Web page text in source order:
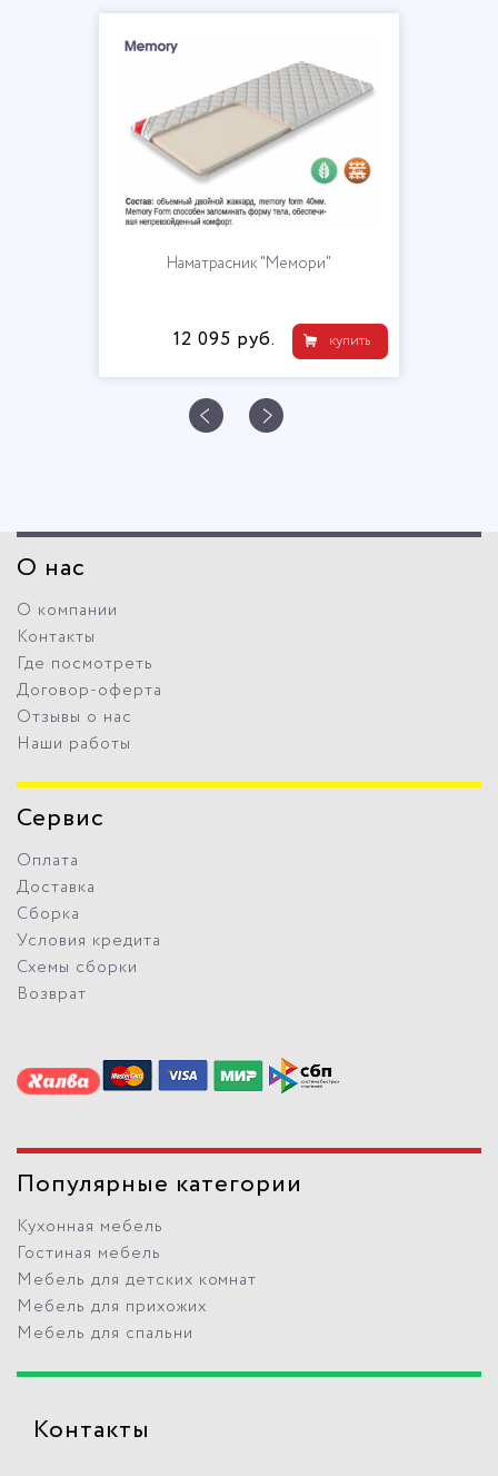
Наматрасник "Мемори"
купить
12 095 руб.
О нас
О компании
Контакты
Где посмотреть
Договор-оферта
Отзывы о нас
Наши работы
Сервис
Оплата
Доставка
Сборка
Условия кредита
Схемы сборки
Возврат
Популярные категории
Кухонная мебель
Гостиная мебель
Мебель для детских комнат
Мебель для прихожих
Мебель для спальни
Контакты